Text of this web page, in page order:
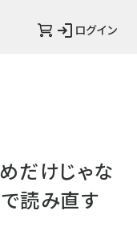
ログイン
だけじゃな
読み直す